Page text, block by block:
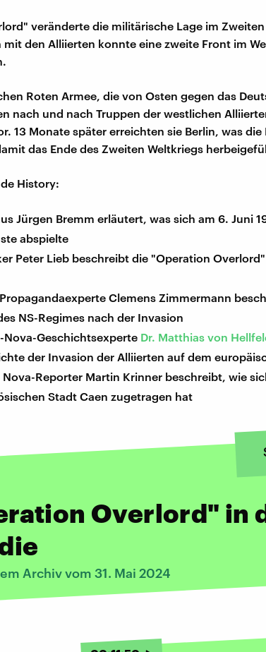
veränderte die militärische Lage im
den Alliierten konnte eine zweite Front im
Roten Armee, die von Osten gegen das
nach und nach Truppen der westlichen
13 Monate später erreichten sie Berlin, was die
das Ende des Zweiten Weltkriegs
History:
Jürgen Bremm erläutert, was sich am 6. Juni
abspielte
Peter Lieb beschreibt die "Operation
Clemens Zimmermann
NS-Regimes nach der Invasion
Geschichtsexperte Dr. Matthias von
der Invasion der Alliierten auf dem
Reporter Martin Krinner beschreibt, wie
Stadt Caen zugetragen hat
Overlord" in
Archiv vom 31. Mai 2024